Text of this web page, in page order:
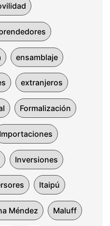
ensamblaje
extranjeros
Formalización
Importaciones
Inversiones
Itaipú
Méndez Maluff